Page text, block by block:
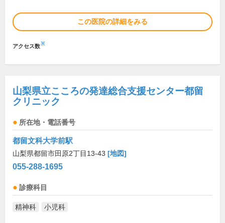
この医院の詳細をみる
アクセス数※
山梨県立こころの発達総合支援センター都留
クリニック
所在地・電話番号
都留文科大学前駅
山梨県都留市田原2丁目13-43 [地図]
055-288-1695
診療科目
精神科 小児科